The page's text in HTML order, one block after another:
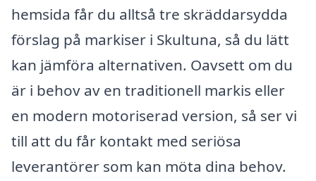
hemsida får du alltså tre skräddarsydda
förslag på markiser i Skultuna, så du lätt
kan jämföra alternativen. Oavsett om du
är i behov av en traditionell markis eller
en modern motoriserad version, så ser vi
till att du får kontakt med seriösa
leverantörer som kan möta dina behov.